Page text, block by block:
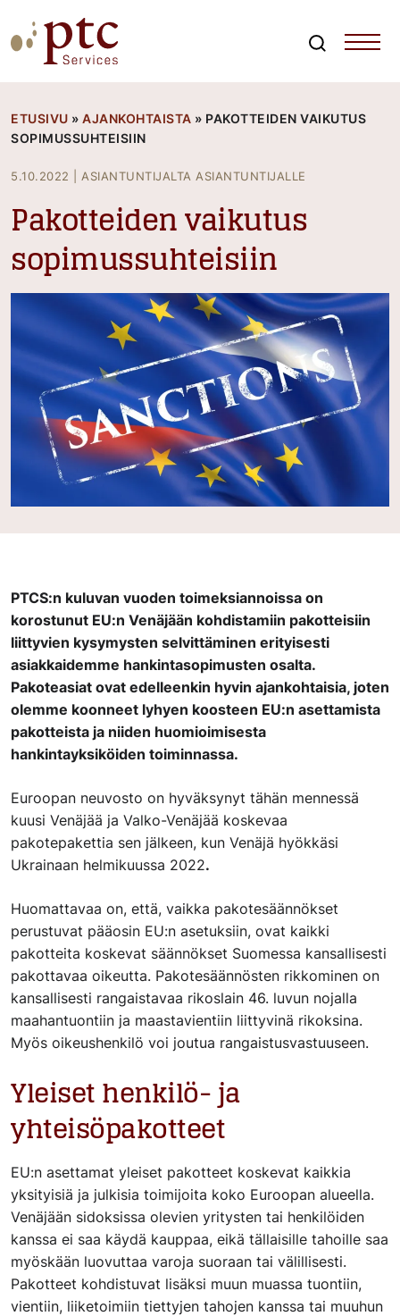
to
content
ETUSIVU » AJANKOHTAISTA » PAKOTTEIDEN VAIKUTUS
SOPIMUSSUHTEISIIN
5.10.2022 ASIANTUNTIJALTA ASIANTUNTIJALLE
Pakotteiden vaikutus
sopimussuhteisiin
PTCS:n kuluvan vuoden toimeksiannoissa on
korostunut EU:n Venäjään kohdistamiin pakotteisiin
liittyvien kysymysten selvittäminen erityisesti
asiakkaidemme hankintasopimusten osalta.
Pakoteasiat ovat edelleenkin hyvin ajankohtaisia, joten
olemme koonneet lyhyen koosteen EU:n asettamista
pakotteista ja niiden huomioimisesta
hankintayksiköiden toiminnassa.
Euroopan neuvosto on hyväksynyt tähän mennessä
kuusi Venäjää ja Valko-Venäjää koskevaa
pakotepakettia sen jälkeen, kun Venäjä hyökkäsi
Ukrainaan helmikuussa 2022.
Huomattavaa on, että, vaikka pakotesäännökset
perustuvat pääosin EU:n asetuksiin, ovat kaikki
pakotteita koskevat säännökset Suomessa kansallisesti
pakottavaa oikeutta. Pakotesäännösten rikkominen on
kansallisesti rangaistavaa rikoslain 46. luvun nojalla
maahantuontiin ja maastavientiin liittyvinä rikoksina.
Myös oikeushenkilö voi joutua rangaistusvastuuseen.
Yleiset henkilö- ja
yhteisöpakotteet
EU:n asettamat yleiset pakotteet koskevat kaikkia
yksityisiä ja julkisia toimijoita koko Euroopan alueella.
Venäjään sidoksissa olevien yritysten tai henkilöiden
kanssa ei saa käydä kauppaa, eikä tällaisille tahoille saa
myöskään luovuttaa varoja suoraan tai välillisesti.
Pakotteet kohdistuvat lisäksi muun muassa tuontiin,
vientiin, liiketoimiin tiettyjen tahojen kanssa tai muuhun